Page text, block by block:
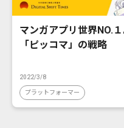
マンガアプリ世界NO.
「ピッコマ」の戦略
2022/3/8
プラットフォーマー